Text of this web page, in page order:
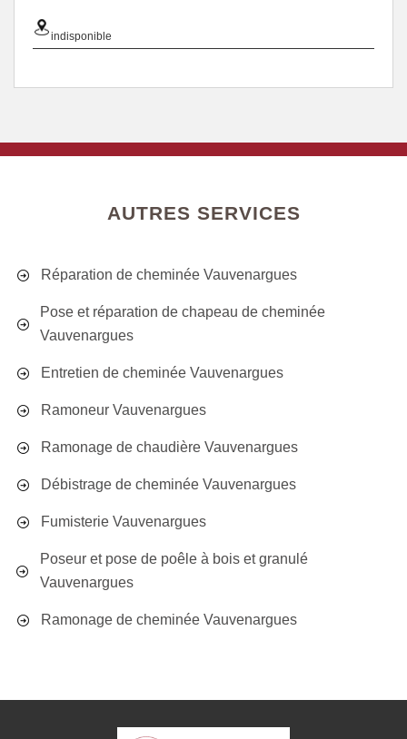
indisponible
AUTRES SERVICES
Réparation de cheminée Vauvenargues
Pose et réparation de chapeau de cheminée
Vauvenargues
Entretien de cheminée Vauvenargues
Ramoneur Vauvenargues
Ramonage de chaudière Vauvenargues
Débistrage de cheminée Vauvenargues
Fumisterie Vauvenargues
Poseur et pose de poêle à bois et granulé
Vauvenargues
Ramonage de cheminée Vauvenargues